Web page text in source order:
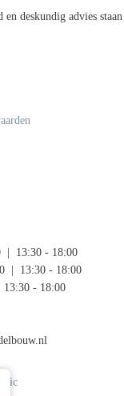
en deskundig advies
| 13:30 - 18:00
| 13:30 - 18:00
- 18:00